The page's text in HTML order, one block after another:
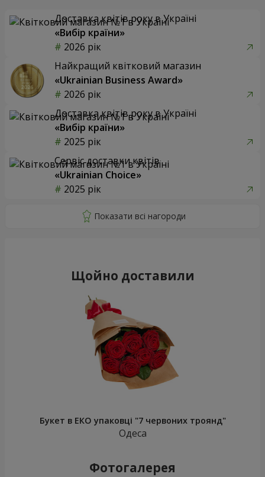
Доставка квітів року в Україні
«Вибір країни»
2026 рік
Найкращий квітковий магазин
«Ukrainian Business Award»
2026 рік
Доставка квітів року в Україні
«Вибір країни»
2025 рік
Сервіс доставки квітів
«Ukrainian Choice»
2025 рік
Щойно доставили
Букет в ЕКО упаковці "7 червоних троянд"
Одеса
Фотогалерея